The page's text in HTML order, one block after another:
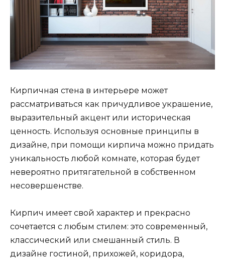
Кирпичная стена в интерьере может
рассматриваться как причудливое украшение,
выразительный акцент или историческая
ценность. Используя основные принципы в
дизайне, при помощи кирпича можно придать
уникальность любой комнате, которая будет
невероятно притягательной в собственном
несовершенстве.
Кирпич имеет свой характер и прекрасно
сочетается с любым стилем: это современный,
классический или смешанный стиль. В
дизайне гостиной, прихожей, коридора,